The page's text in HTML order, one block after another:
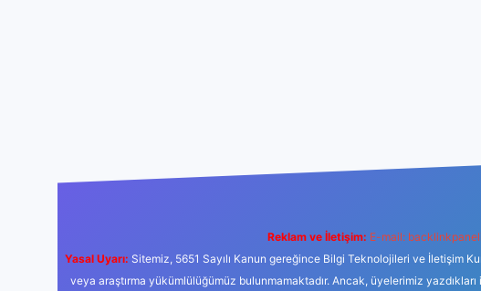
Reklam ve İletişim: E-mail:
Yasal Uyarı: Sitemiz, 5651 Sayılı Kanun gereğince Bilgi Teknolojileri ve İletişim
veya araştırma yükümlülüğümüz bulunmamaktadır. Ancak, üyelerimiz